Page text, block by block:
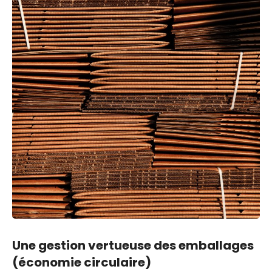
Une gestion vertueuse des emballages
(économie circulaire)